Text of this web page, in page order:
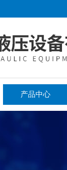
产品中心